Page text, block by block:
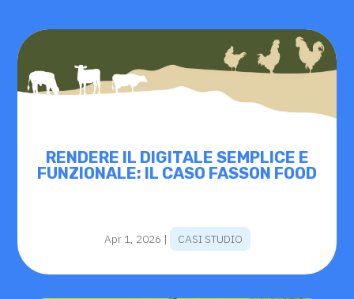
RENDERE IL DIGITALE SEMPLICE E
FUNZIONALE: IL CASO FASSON FOOD
Apr 1, 2026 | CASI STUDIO